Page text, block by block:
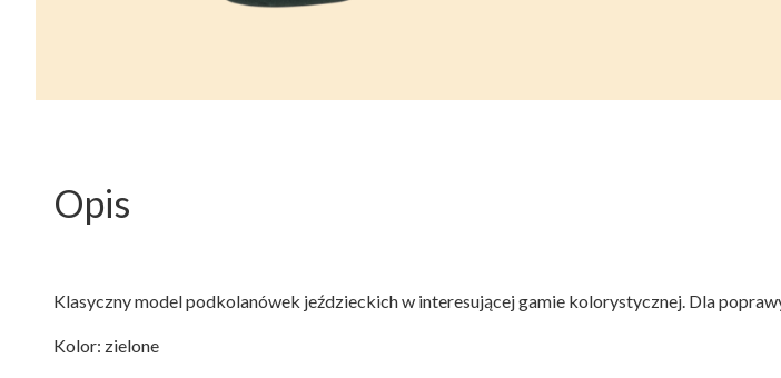
Opis
Klasyczny model podkolanówek jeździeckich w interesującej gamie kolorystycznej. Dla
Kolor: zielone